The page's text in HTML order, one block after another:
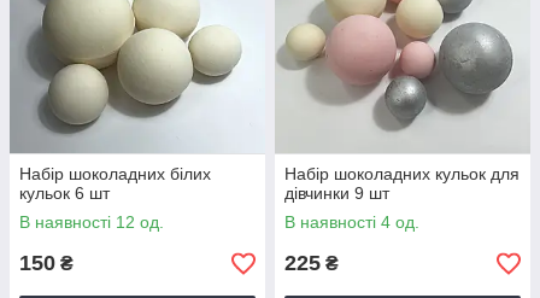
Набір шоколадних білих
кульок 6 шт
В наявності 12 од.
150 ₴
Набір шоколадних кульок для
дівчинки 9 шт
В наявності 4 од.
225 ₴